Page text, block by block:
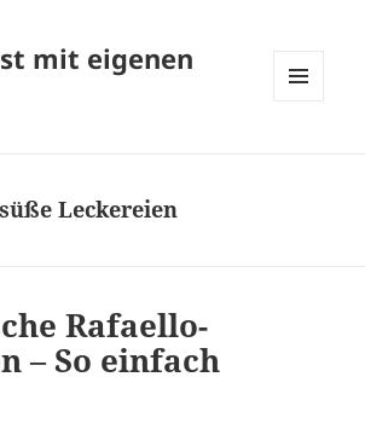
mit eigenen
süße Leckereien
Rafaello-
– So einfach